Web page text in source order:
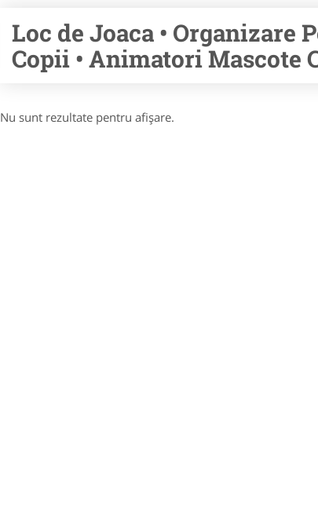
Loc de Joaca • Organizare
Copii • Animatori Mascote
Nu sunt rezultate pentru afişare.